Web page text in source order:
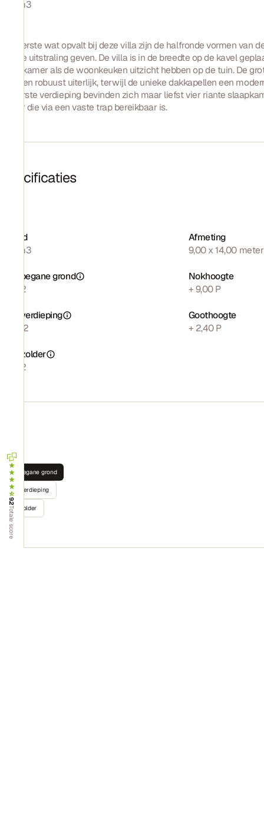
9.2
Totale score
946 m3
Het eerste wat opvalt bij deze villa zijn de halfronde vormen van
unieke uitstraling geven. De villa is in de breedte op de kavel
woonkamer als de woonkeuken uitzicht hebben op de tuin. De
villa een robuust uiterlijk, terwijl de unieke dakkapellen een
de eerste verdieping bevinden zich maar liefst vier riante
zolder die via een vaste trap bereikbaar is.
Specificaties
Inhoud
946 m3
Afmeting
9,00 x 14,00 meter
Opp. begane grond
117 m2
Nokhoogte
+ 9,00 P
Opp. verdieping
107 m2
Goothoogte
+ 2,40 P
Opp. zolder
56 m2
Begane grond
Verdieping
Zolder